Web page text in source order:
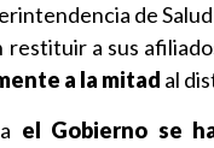
de
restituir a sus
a la mitad al
el Gobierno se